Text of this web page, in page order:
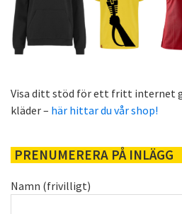
Visa ditt stöd för ett fritt internet
kläder – här hittar du vår shop!
PRENUMERERA PÅ INLÄGG
Namn (frivilligt)